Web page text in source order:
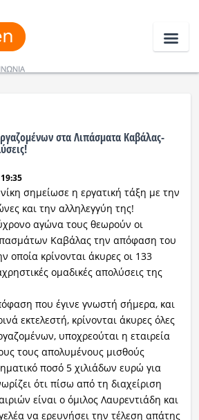
στα Λιπάσματα Καβάλας-
σημείωσε η εργατική τάξη με την
και την αλληλεγγύη της!
αγώνα τους θεωρούν οι
Καβάλας την απόφαση του
οποία κρίνονται άκυρες οι 133
ομαδικές απολύσεις της
που έγινε γνωστή σήμερα, και
εκτελεστή, κρίνονται άκυρες όλες
υποχρεούται η εταιρεία
τους απολυμένους μισθούς
ποσό 5 χιλιάδων ευρώ για
ότι πίσω από τη διαχείριση
είναι ο όμιλος Λαυρεντιάδη και
να ερευνήσει την τέλεση απάτης